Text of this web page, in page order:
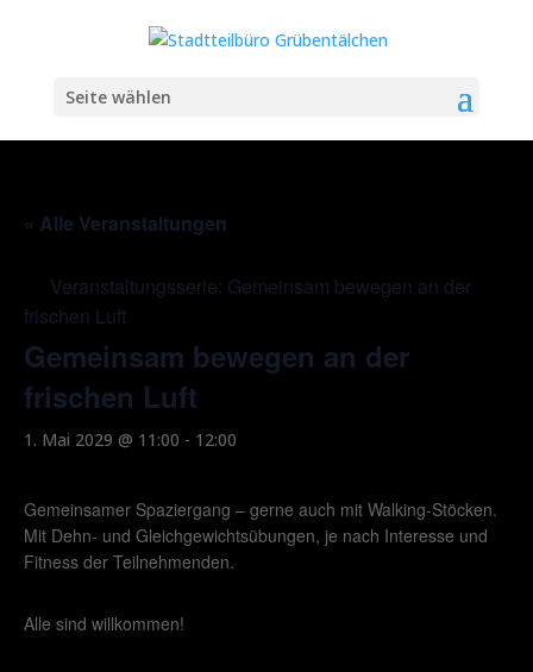
Seite wählen
« Alle Veranstaltungen
Veranstaltungsserie: Gemeinsam bewegen an der
frischen Luft
Gemeinsam bewegen an der
frischen Luft
1. Mai 2029 @ 11:00 - 12:00
Gemeinsamer Spaziergang – gerne auch mit Walking-Stöcken.
Mit Dehn- und Gleichgewichtsübungen, je nach Interesse und
Fitness der Teilnehmenden.
Alle sind willkommen!